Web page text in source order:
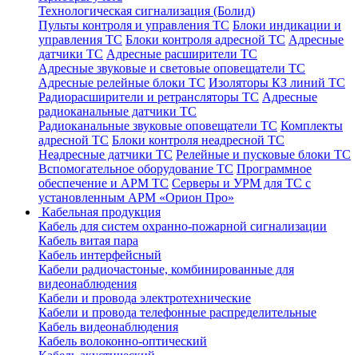
Технологическая сигнализация (Болид)
Пульты контроля и управления ТС Блоки индикации и
управления ТС Блоки контроля адресной ТС Адресные
датчики ТС Адресные расширители ТС
Адресные звуковые и световые оповещатели ТС
Адресные релейные блоки ТС Изоляторы КЗ линий ТС
Радиорасширители и ретрансляторы ТС Адресные
радиоканальные датчики ТС
Радиоканальные звуковые оповещатели ТС Комплекты
адресной ТС Блоки контроля неадресной ТС
Неадресные датчики ТС Релейные и пусковые блоки ТС
Вспомогательное оборудование ТС Программное
обеспечение и АРМ ТС Серверы и УРМ для ТС с
установленным АРМ «Орион Про»
Кабельная продукция
Кабель для систем охранно-пожарной сигнализации
Кабель витая пара
Кабель интерфейсный
Кабели радиочастоные, комбинированные для
видеонаблюдения
Кабели и провода электротехнические
Кабели и провода телефонные распределительные
Кабель видеонаблюдения
Кабель волоконно-оптический